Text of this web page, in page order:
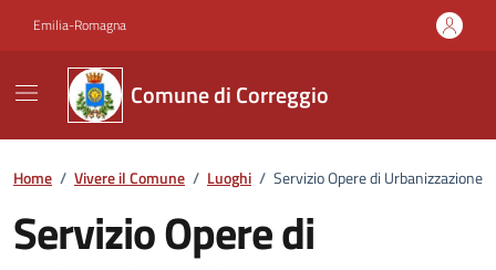
Emilia-Romagna
Comune di Correggio
Home / Vivere il Comune / Luoghi / Servizio Opere di Urbanizzazione
Servizio Opere di